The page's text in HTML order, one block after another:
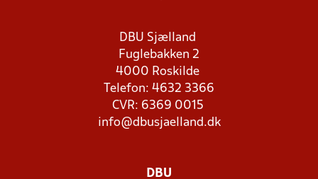
DBU Sjælland
Fuglebakken 2
4000 Roskilde
Telefon: 4632 3366
CVR: 6369 0015
info@dbusjaelland.dk
DBU